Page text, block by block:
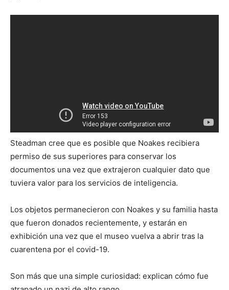
Steadman cree que es posible que Noakes recibiera
permiso de sus superiores para conservar los
documentos una vez que extrajeron cualquier dato que
tuviera valor para los servicios de inteligencia.
Los objetos permanecieron con Noakes y su familia hasta
que fueron donados recientemente, y estarán en
exhibición una vez que el museo vuelva a abrir tras la
cuarentena por el covid-19.
Son más que una simple curiosidad: explican cómo fue